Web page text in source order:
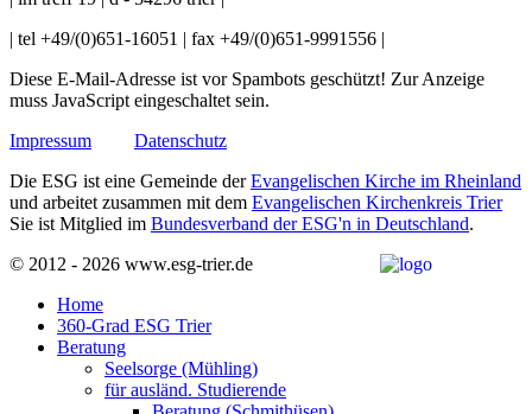
| tel +49/(0)651-16051 | fax +49/(0)651-9991556 |
Diese E-Mail-Adresse ist vor Spambots geschützt! Zur Anzeige
muss JavaScript eingeschaltet sein.
Impressum
Datenschutz
Die ESG ist eine Gemeinde derEvangelischen Kirche im Rheinland
und arbeitet zusammen mit dem Evangelischen Kirchenkreis Trier
Sie ist Mitglied im Bundesverband der ESG'n in Deutschland.
© 2012 - 2026 www.esg-trier.de
Home
360-Grad ESG Trier
Beratung
Seelsorge (Mühling)
für ausländ. Studierende